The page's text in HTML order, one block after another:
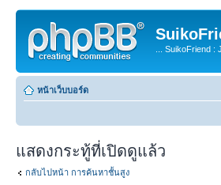
... SuikoFriend :
หน้าเว็บบอร์ด
แสดงกระทู้ที่เปิดดูแล้ว
กลับไปหน้า การค้นหาชั้นสูง